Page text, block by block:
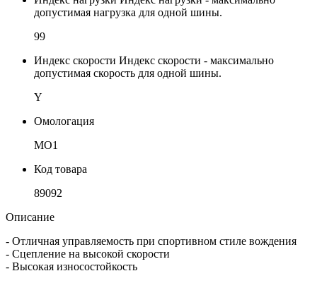
допустимая нагрузка для одной шины.
99
Индекс скорости Индекс скорости - максимально
допустимая скорость для одной шины.
Y
Омологация
MO1
Код товара
89092
Описание
- Отличная управляемость при спортивном стиле вождения
- Сцепление на высокой скорости
- Высокая износостойкость